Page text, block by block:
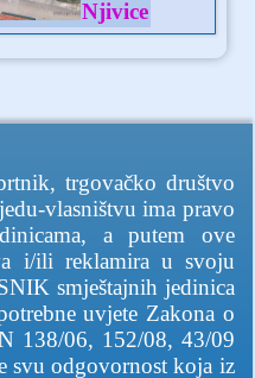
Njivice
trgovačko društvo
vlasništvu ima pravo
a putem ove
i/ili reklamira u svoju
smještajnih jedinica
uvjete Zakona o
138/06, 152/08, 43/09
svu odgovornost koja iz